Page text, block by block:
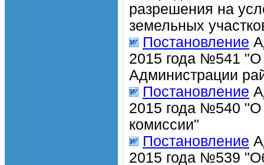
разрешения на
земельных
Постановление
2015 года №541 "О
Администрации
Постановление
2015 года №540 "О
комиссии"
Постановление
2015 года №539